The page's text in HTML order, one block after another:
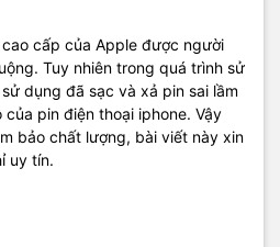
cấp của Apple được người
Tuy nhiên trong quá trình sử
dụng đã sạc và xả pin sai lầm
pin điện thoại iphone. Vậy
bảo chất lượng, bài viết này xin
uy tín.